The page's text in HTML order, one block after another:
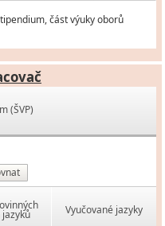
část výuky oborů
(ŠVP)
Vyučované jazyky